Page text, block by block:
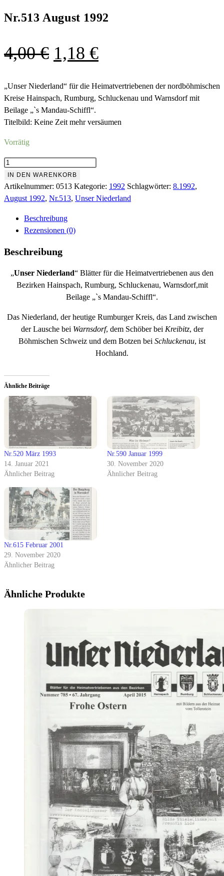
Nr.513 August 1992
4,00€ Ursprünglicher
war:
4,00 €
1,18 €Aktueller
ist:
1,18 €.
„Unser Niederland“ für die Heimatvertriebenen der nordböhmischen
Kreise Hainspach, Rumburg, Schluckenau und Warnsdorf mit
Beilage „`s Mandau-Schiffl“.
Titelbild: Keine Zeit mehr versäumen
Vorrätig
Nr.513
August
1992
Menge
IN DEN WARENKORB
Artikelnummer: 0513 Kategorie: 1992 Schlagwörter: 8.1992,
August 1992, Nr.513, Unser Niederland
Beschreibung
Rezensionen (0)
Beschreibung
„Unser Niederland“ Blätter für die Heimatvertriebenen aus den
Bezirken Hainspach, Rumburg, Schluckenau, Warnsdorf,mit
Beilage „`s Mandau-Schiffl“.
Das Niederland, der heutige Rumburger Kreis, das Land zwischen
der Lausche bei Warnsdorf, dem Schöber bei Kreibitz, der
Böhmischen Schweiz und dem Botzen bei Schluckenau, ist
Hochland.
Ähnliche Beiträge
Nr.520 März 1993
14. Januar 2021
Ähnlicher Beitrag
Nr.590 Januar 1999
30. November 2020
Ähnlicher Beitrag
Nr.615 Februar 2001
29. November 2020
Ähnlicher Beitrag
Ähnliche Produkte